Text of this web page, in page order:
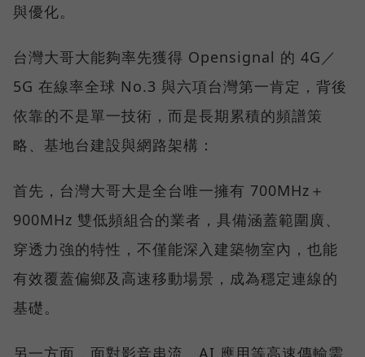
與優化。
台灣大哥大能夠率先獲得 Opensignal 的 4G／
5G 在線率全球 No.3 與六項台灣第一肯定，背後
依靠的不是單一技術，而是長期累積的頻譜策
略、基地台建設與網路架構：
首先，台灣大哥大是全台唯一擁有 700MHz＋
900MHz 雙低頻組合的業者，具備涵蓋範圍廣、
穿透力強的特性，不僅能深入建築物室內，也能
有效覆蓋偏鄉及高速移動場景，成為穩定連線的
基礎。
另一方面，面對影音串流、AI 應用等高速傳輸需